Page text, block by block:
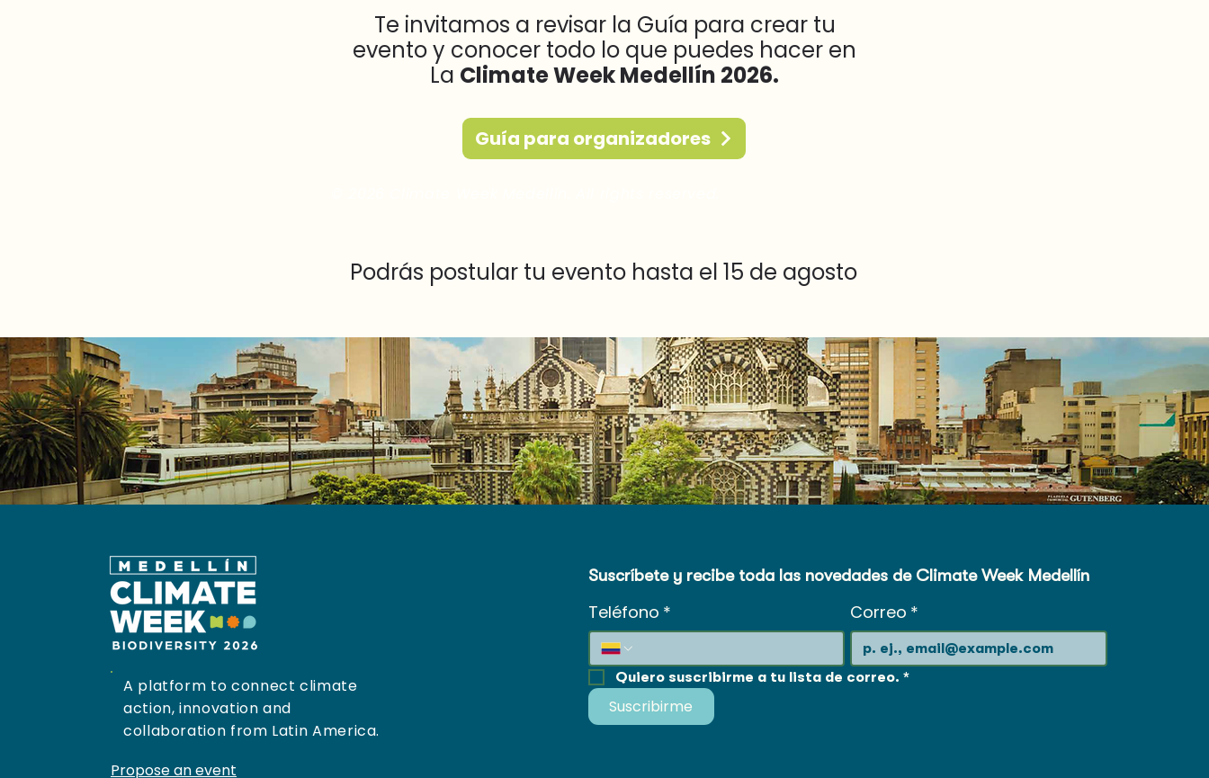
Te invitamos a revisar la Guía para crear tu
evento y conocer todo lo que puedes hacer en
La Climate Week Medellín 2026.
Guía para organizadores
Podrás postular tu evento hasta el 15 de agosto
A platform to connect climate
action, innovation and
collaboration from Latin America.
Propose an event
Suscríbete y recibe toda las novedades de Climate Week Medellín
Teléfono * Correo *
Quiero suscribirme a tu lista de correo. *
Suscribirme